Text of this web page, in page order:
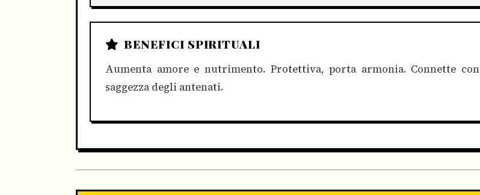
BENEFICI SPIRITUALI
Aumenta amore e nutrimento. Protettiva, porta armonia. Connette con
saggezza degli antenati.